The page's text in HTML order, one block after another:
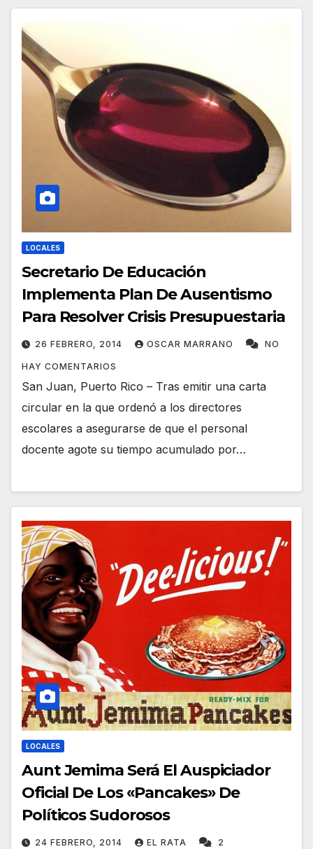
LOCALES
Secretario De Educación
Implementa Plan De Ausentismo
Para Resolver Crisis Presupuestaria
26 FEBRERO, 2014 OSCAR MARRANO NO
HAY COMENTARIOS
San Juan, Puerto Rico – Tras emitir una carta
circular en la que ordenó a los directores
escolares a asegurarse de que el personal
docente agote su tiempo acumulado por…
LOCALES
Aunt Jemima Será El Auspiciador
Oficial De Los «Pancakes» De
Políticos Sudorosos
24 FEBRERO, 2014 EL RATA 2